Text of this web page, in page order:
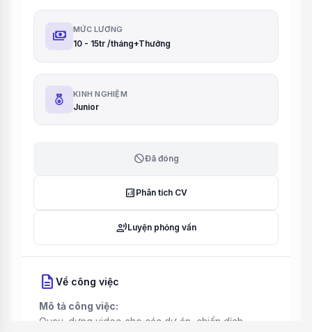
payments MỨC LƯƠNG
10 - 15tr /tháng+Thưởng
KINH NGHIỆM
Junior
blockĐã đóng
analytics Phân tích CV
record_voice_overLuyện phỏng vấn
description Về công việc
Mô tả công việc:
Quay, dựng video cho các dự án, chiến dịch